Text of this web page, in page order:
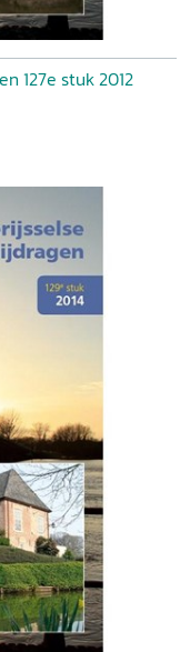
127e stuk 2012